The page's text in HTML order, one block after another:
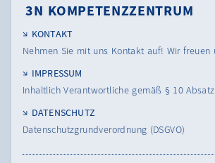
3N KOMPETENZZENTRUM
KONTAKT
Nehmen Sie mit uns Kontakt auf! Wir freuen
IMPRESSUM
Inhaltlich Verantwortliche gemäß § 10 Absatz
DATENSCHUTZ
Datenschutzgrundverordnung (DSGVO)